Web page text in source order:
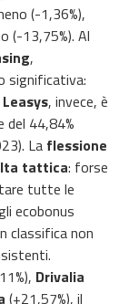
(-1,36%),
(-13,75%). Al
,
significativa:
Leasys, invece, è
44,84%
La flessione
tattica: forse
tutte le
ecobonus
classifica non
Drivalia
(+21,57%), il